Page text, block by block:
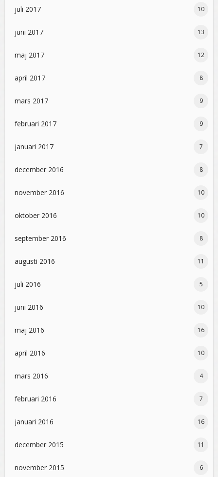
juli 2017 10
juni 2017 13
maj 2017 12
april 2017 8
mars 2017 9
februari 2017 9
januari 2017 7
december 2016 8
november 2016 10
oktober 2016 10
september 2016 8
augusti 2016 11
juli 2016 5
juni 2016 10
maj 2016 16
april 2016 10
mars 2016 4
februari 2016 7
januari 2016 16
december 2015 11
november 2015 6